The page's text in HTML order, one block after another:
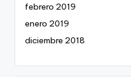
febrero 2019
enero 2019
diciembre 2018